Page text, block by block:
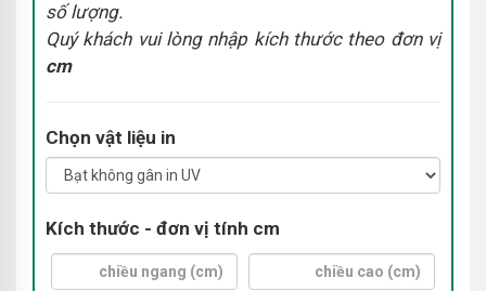
số lượng.
Quý khách vui lòng nhập kích thước theo đơn vị
cm
Chọn vật liệu in
Kích thước - đơn vị tính cm